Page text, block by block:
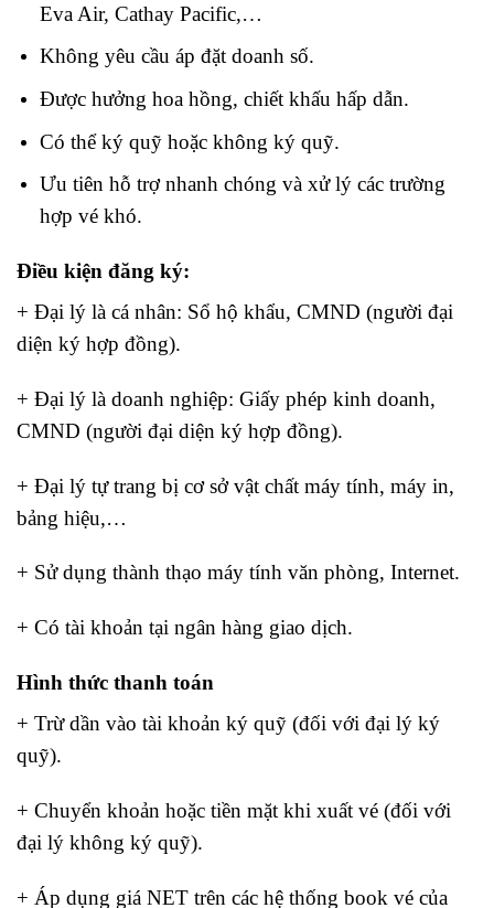
Eva Air, Cathay Pacific,…
Không yêu cầu áp đặt doanh số.
Được hưởng hoa hồng, chiết khấu hấp dẫn.
Có thể ký quỹ hoặc không ký quỹ.
Ưu tiên hỗ trợ nhanh chóng và xử lý các trường
hợp vé khó.
Điều kiện đăng ký:
+ Đại lý là cá nhân: Sổ hộ khẩu, CMND (người đại
diện ký hợp đồng).
+ Đại lý là doanh nghiệp: Giấy phép kinh doanh,
CMND (người đại diện ký hợp đồng).
+ Đại lý tự trang bị cơ sở vật chất máy tính, máy in,
bảng hiệu,…
+ Sử dụng thành thạo máy tính văn phòng, Internet.
+ Có tài khoản tại ngân hàng giao dịch.
Hình thức thanh toán
+ Trừ dần vào tài khoản ký quỹ (đối với đại lý ký
quỹ).
+ Chuyển khoản hoặc tiền mặt khi xuất vé (đối với
đại lý không ký quỹ).
+ Áp dụng giá NET trên các hệ thống book vé của